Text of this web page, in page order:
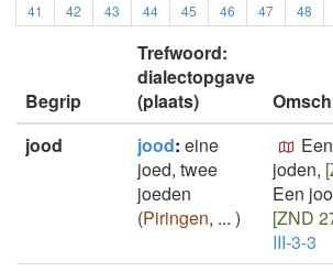
41
42 43 44 45 46 47 48
Begrip
Trefwoord:
dialectopgave
(plaats)
jood
jood: eine
joed, twee
joeden
(Piringen, ... )
joden,
Een
[ZND
III-3-3